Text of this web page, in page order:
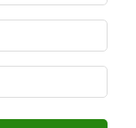
produtos.